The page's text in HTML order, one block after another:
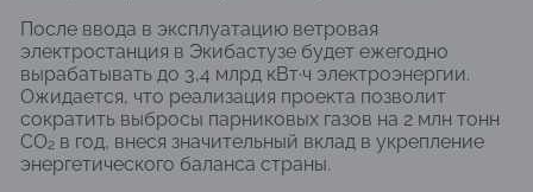
После ввода в эксплуатацию ветровая
электростанция в Экибастузе будет ежегодно
вырабатывать до 3,4 млрд кВт·ч электроэнергии.
Ожидается, что реализация проекта позволит
сократить выбросы парниковых газов на 2 млн тонн
CO₂ в год, внеся значительный вклад в укрепление
энергетического баланса страны.